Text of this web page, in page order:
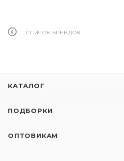
СПИСОК БРЕНДОВ
КАТАЛОГ
ПОДБОРКИ
ОПТОВИКАМ